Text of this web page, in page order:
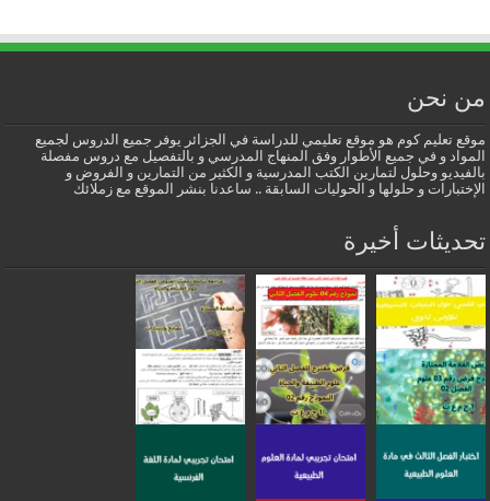
من نحن
موقع تعليم كوم هو موقع تعليمي للدراسة في الجزائر يوفر جميع الدروس لجميع
المواد و في جميع الأطوار وفق المنهاج المدرسي و بالتفصيل مع دروس مفصلة
بالفيديو وحلول لتمارين الكتب المدرسية و الكثير من التمارين و الفروض و
الإختبارات و حلولها و الحوليات السابقة .. ساعدنا بنشر الموقع مع زملائك
تحديثات أخيرة